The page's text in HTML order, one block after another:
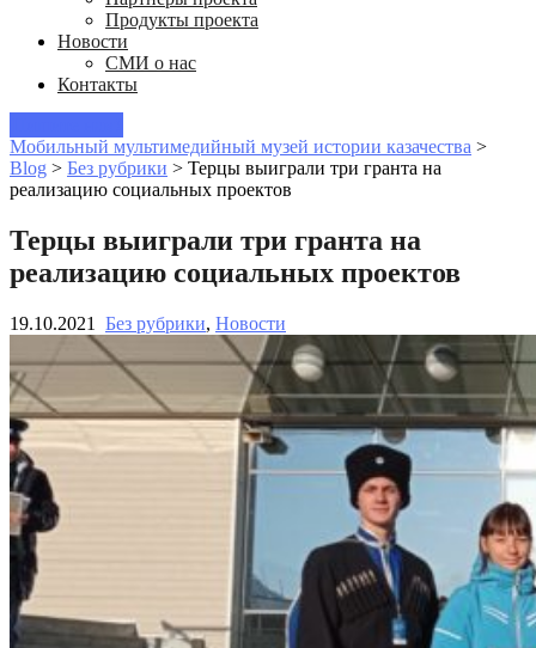
Продукты проекта
Новости
СМИ о нас
Контакты
Мобильный мультимедийный музей истории казачества >
Blog > Без рубрики > Терцы выиграли три гранта на
реализацию социальных проектов
Терцы выиграли три гранта на
реализацию социальных проектов
19.10.2021 Без рубрики, Новости